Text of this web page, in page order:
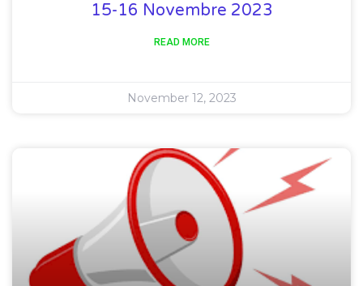
15-16 Novembre 2023
READ MORE
November 12, 2023